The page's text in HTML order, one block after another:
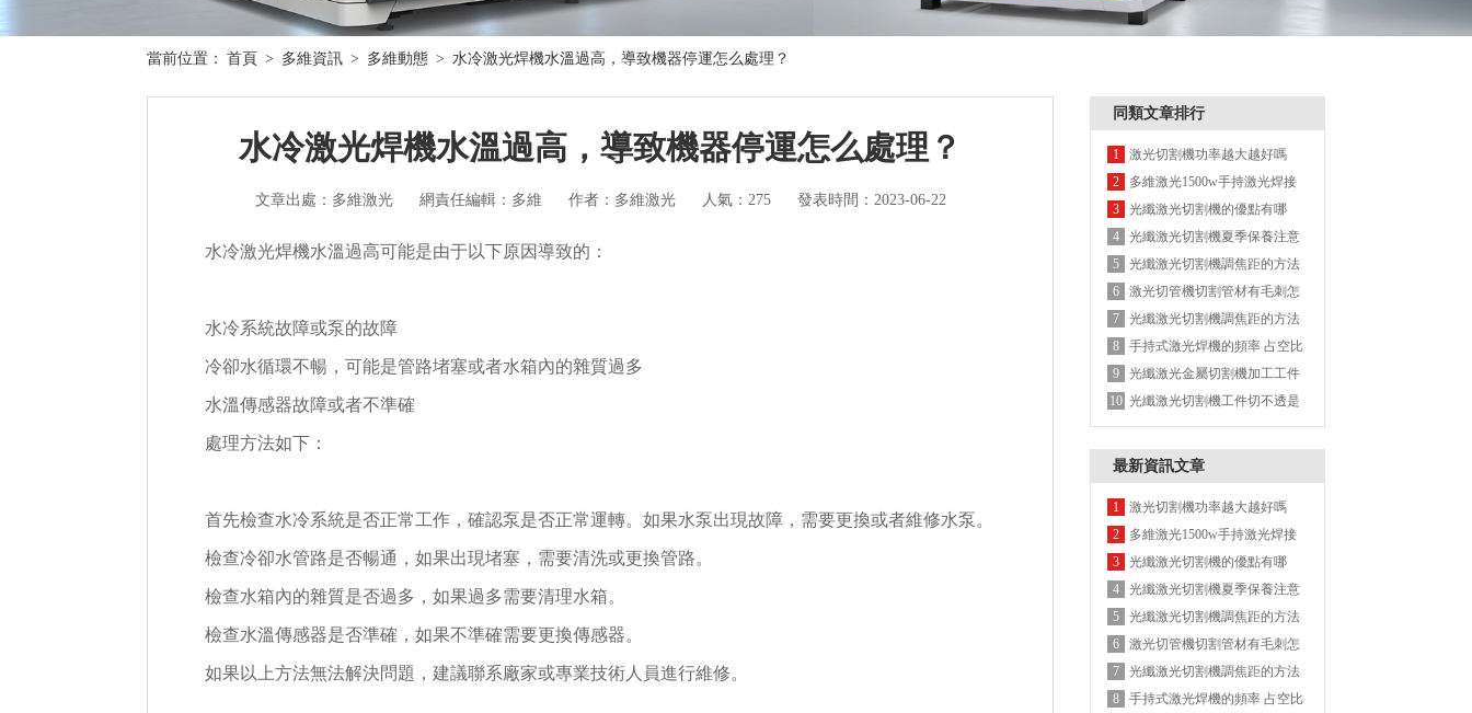
當前位置： 首頁 > 多維資訊 > 多維動態 > 水冷激光焊機水溫過高，導致機器停運怎么處理？
水冷激光焊機水溫過高，導致機器停運怎么處理？
文章出處：多維激光 網責任編輯：多維 作者：多維激光 人氣：275 發表時間：2023-06-22
水冷激光焊機水溫過高可能是由于以下原因導致的：
水冷系統故障或泵的故障
冷卻水循環不暢，可能是管路堵塞或者水箱內的雜質過多
水溫傳感器故障或者不準確
處理方法如下：
首先檢查水冷系統是否正常工作，確認泵是否正常運轉。如果水泵出現故障，需要更換或者維修水泵。
檢查冷卻水管路是否暢通，如果出現堵塞，需要清洗或更換管路。
檢查水箱內的雜質是否過多，如果過多需要清理水箱。
檢查水溫傳感器是否準確，如果不準確需要更換傳感器。
如果以上方法無法解決問題，建議聯系廠家或專業技術人員進行維修。
同類文章排行
1
激光切割機功率越大越好嗎
2
多維激光1500w手持激光焊接
機
3
光纖激光切割機的優點有哪
些？
4
光纖激光切割機夏季保養注意
事項
5
光纖激光切割機調焦距的方法
介紹
6
激光切管機切割管材有毛刺怎
么解決？
7
光纖激光切割機調焦距的方法
介紹
8
手持式激光焊機的頻率 占空比
是什么意思？
9
光纖激光金屬切割機加工工件
時,切割順序應遵循什么原則?
10 光纖激光切割機工件切不透是
什么原因?
最新資訊文章
1
激光切割機功率越大越好嗎
2
多維激光1500w手持激光焊接
機
3
光纖激光切割機的優點有哪
些？
4
光纖激光切割機夏季保養注意
事項
5
光纖激光切割機調焦距的方法
介紹
6
激光切管機切割管材有毛刺怎
么解決？
7
光纖激光切割機調焦距的方法
介紹
8
手持式激光焊機的頻率 占空比